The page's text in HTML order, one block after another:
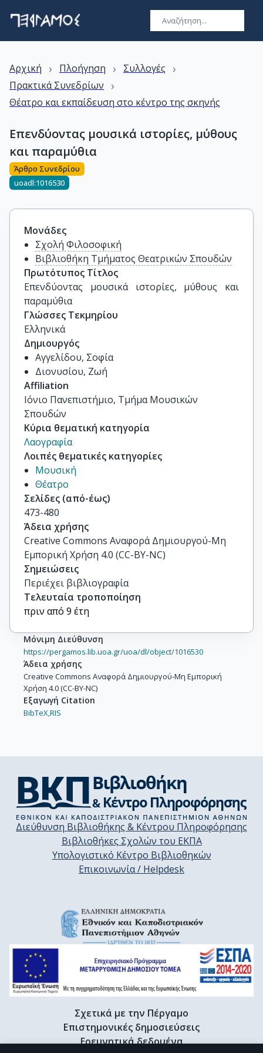
Αρχική › Πλοήγηση › Συλλογές ›
Πρακτικά Συνεδρίων ›
Θέατρο και εκπαίδευση στο κέντρο της σκηνής
Επενδύοντας μουσικά ιστορίες, μύθους
και παραμύθια
Άρθρο Συνεδρίου
uoadl:1016530
Μονάδες
Σχολή Φιλοσοφική
Βιβλιοθήκη Τμήματος Θεατρικών Σπουδών
Πρωτότυπος Τίτλος
Επενδύοντας μουσικά ιστορίες, μύθους και
παραμύθια
Γλώσσες Τεκμηρίου
Ελληνικά
Δημιουργός
Αγγελίδου, Σοφία
Διονυσίου, Ζωή
Affiliation
Ιόνιο Πανεπιστήμιο, Τμήμα Μουσικών
Σπουδών
Κύρια θεματική κατηγορία
Λαογραφία
Λοιπές θεματικές κατηγορίες
Μουσική
Θέατρο
Σελίδες (από-έως)
473-480
Άδεια χρήσης
Creative Commons Αναφορά Δημιουργού-Μη
Εμπορική Χρήση 4.0 (CC-BY-NC)
Σημειώσεις
Περιέχει βιβλιογραφία
Τελευταία τροποποίηση
πριν από 9 έτη
Μόνιμη Διεύθυνση
https://pergamos.lib.uoa.gr/uoa/dl/object/1016530
Άδεια χρήσης
Creative Commons Αναφορά Δημιουργού-Μη Εμπορική
Χρήση 4.0 (CC-BY-NC)
Εξαγωγή Citation
BibTeX,RIS
Διεύθυνση Βιβλιοθήκης & Κέντρου Πληροφόρησης
Βιβλιοθήκες Σχολών του ΕΚΠΑ
Υπολογιστικό Κέντρο Βιβλιοθηκών
Επικοινωνία / Helpdesk
Σχετικά με την Πέργαμο
Επιστημονικές δημοσιεύσεις
Ερευνητικά δεδομένα